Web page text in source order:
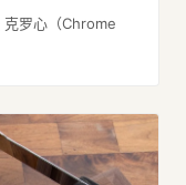
罗心（Chrome